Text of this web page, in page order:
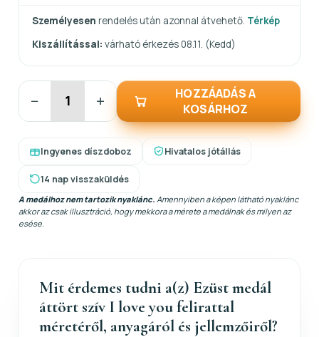
Személyesen rendelés után azonnal átvehető. Térkép
Kiszállítással: várható érkezés 08.11. (Kedd)
− +
HOZZÁADÁS A
KOSÁRHOZ
Ingyenes díszdoboz Hivatalos jótállás
14 nap visszaküldés
A medálhoz nem tartozik nyaklánc. Amennyiben a képen látható nyaklánc
akkor az csak illusztráció, hogy mekkora a mérete a medálnak és milyen az
esése.
Mit érdemes tudni a(z) Ezüst medál
áttört szív I love you felirattal
méretéről, anyagáról és jellemzőiről?